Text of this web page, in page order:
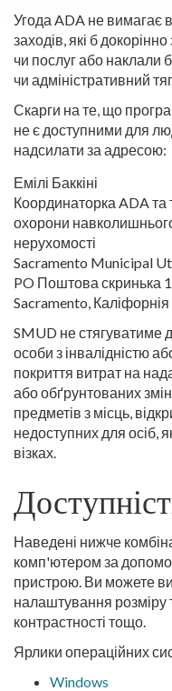
Угода ADA не вимагає
заходів, які б
чи послуг або наклали
чи адміністративний
Скарги на те, що
не є доступними для
надсилати за адресою:
Емілі Баккіні
Координаторка ADA та
охорони
нерухомості
Sacramento Municipal
PO Поштова скринька
Sacramento,
SMUD не стягуватиме
особи з інвалідністю
покриття витрат на
або обґрунтованих
предметів з місць,
недоступних для осіб,
візках.
Наведені нижче
комп'ютером за
пристрою. Ви можете
налаштування розміру
контрастності тощо.
Ярлики операційних
Windows